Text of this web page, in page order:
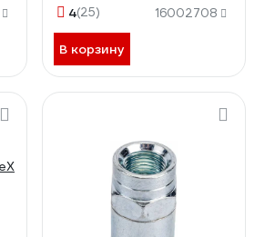
300 мм 42004 14126
4(25) 16002708
В корзину